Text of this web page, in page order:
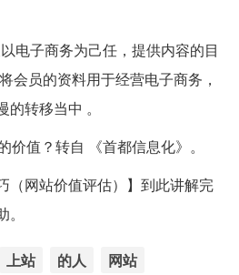
电子商务为己任，提供内容的目
会员的资料用于经营电子商务，
转移当中 。
值？转自 《首都信息化》。
（网站价值评估）】到此讲解完
上站 的人 网站